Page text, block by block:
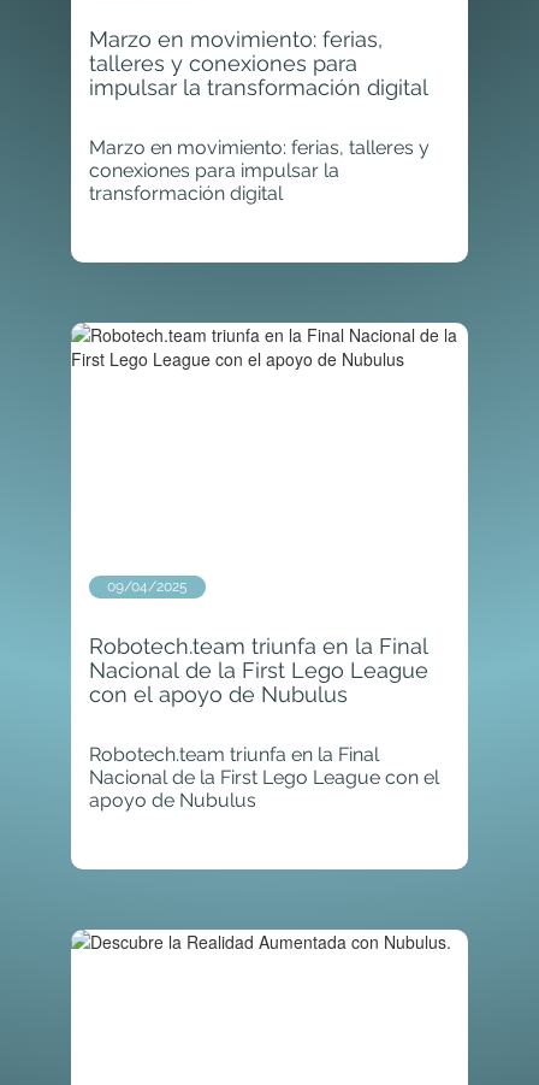
Marzo en movimiento: ferias,
talleres y conexiones para
impulsar la transformación digital
Marzo en movimiento: ferias, talleres y
conexiones para impulsar la
transformación digital
Robotech.team triunfa en la Final
Nacional de la First Lego League
con el apoyo de Nubulus
09/04/2025
Robotech.team triunfa en la Final
Nacional de la First Lego League con el
apoyo de Nubulus